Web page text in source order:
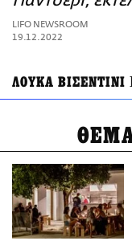
ΑΜΠΑ
PRINT
LIFO NEWSROOM
19.12.2022
ΛΟΥΚΑ ΒΙΣΕΝΤΙΝΙ